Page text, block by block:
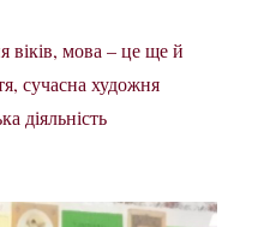
віків, мова – це ще й
сучасна художня
діяльність